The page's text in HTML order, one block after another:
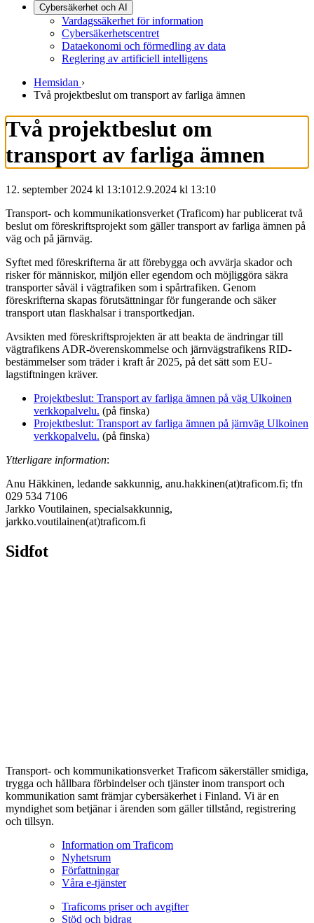
Cybersäkerhet och AI
Vardagssäkerhet för information
Cybersäkerhetscentret
Dataekonomi och förmedling av data
Reglering av artificiell intelligens
Hemsidan ›
Två projektbeslut om transport av farliga ämnen
Två projektbeslut om
transport av farliga ämnen
12. september 2024 kl 13:1012.9.2024 kl 13:10
Transport- och kommunikationsverket (Traficom) har publicerat två
beslut om föreskriftsprojekt som gäller transport av farliga ämnen på
väg och på järnväg.
Syftet med föreskrifterna är att förebygga och avvärja skador och
risker för människor, miljön eller egendom och möjliggöra säkra
transporter såväl i vägtrafiken som i spårtrafiken. Genom
föreskrifterna skapas förutsättningar för fungerande och säker
transport utan flaskhalsar i transportkedjan.
Avsikten med föreskriftsprojekten är att beakta de ändringar till
vägtrafikens ADR-överenskommelse och järnvägstrafikens RID-
bestämmelser som träder i kraft år 2025, på det sätt som EU-
lagstiftningen kräver.
Projektbeslut: Transport av farliga ämnen på väg Ulkoinen
verkkopalvelu. (på finska)
Projektbeslut: Transport av farliga ämnen på järnväg Ulkoinen
verkkopalvelu. (på finska)
Ytterligare information:
Anu Häkkinen, ledande sakkunnig, anu.hakkinen(at)traficom.fi; tfn
029 534 7106
Jarkko Voutilainen, specialsakkunnig,
jarkko.voutilainen(at)traficom.fi
Sidfot
Transport- och kommunikationsverket Traficom säkerställer smidiga,
trygga och hållbara förbindelser och tjänster inom transport och
kommunikation samt främjar cybersäkerhet i Finland. Vi är en
myndighet som betjänar i ärenden som gäller tillstånd, registrering
och tillsyn.
Information om Traficom
Nyhetsrum
Författningar
Våra e-tjänster
Traficoms priser och avgifter
Stöd och bidrag